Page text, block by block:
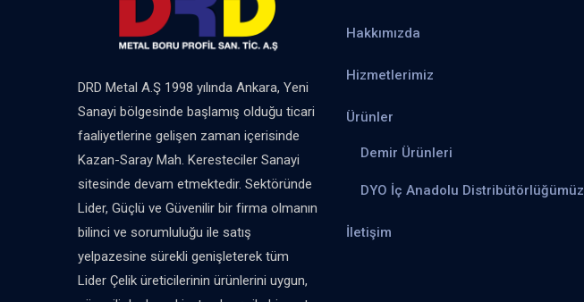
DRD Metal A.Ş 1998 yılında Ankara, Yeni
Sanayi bölgesinde başlamış olduğu ticari
faaliyetlerine gelişen zaman içerisinde
Kazan-Saray Mah. Keresteciler Sanayi
sitesinde devam etmektedir. Sektöründe
Lider, Güçlü ve Güvenilir bir firma olmanın
bilinci ve sorumluluğu ile satış
yelpazesine sürekli genişleterek tüm
Lider Çelik üreticilerinin ürünlerini uygun,
Hakkımızda
Hizmetlerimiz
Ürünler
Demir Ürünleri
DYO İç Anadolu Distribütörlüğümüz
İletişim